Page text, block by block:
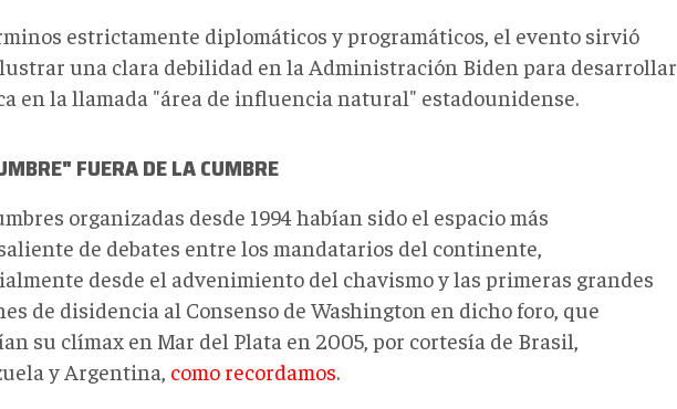
estrictamente diplomáticos y programáticos, el evento sirvió
una clara debilidad en la Administración Biden para desarrollar
en la llamada "área de influencia natural" estadounidense.
FUERA DE LA CUMBRE
organizadas desde 1994 habían sido el espacio más
de debates entre los mandatarios del continente,
desde el advenimiento del chavismo y las primeras grandes
de disidencia al Consenso de Washington en dicho foro, que
su clímax en Mar del Plata en 2005, por cortesía de Brasil,
y Argentina, como recordamos.